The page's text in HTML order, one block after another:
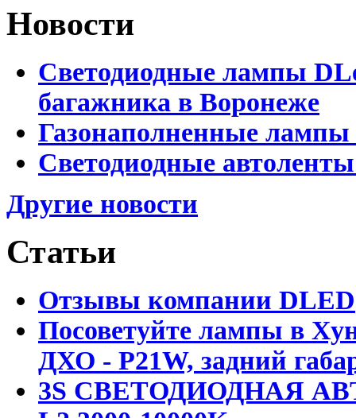
Новости
Светодиодные лампы
багажника в Воронеже
Газонаполненные
Светодиодные
Другие новости
Статьи
Отзывы компании DLED
Посоветуйте лампы в
ДХО - P21W, задний
3S СВЕТОДИОДНАЯ